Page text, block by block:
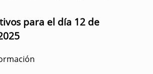
para el día 12 de